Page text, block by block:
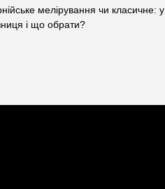
мелірування чи класичне: у
і що обрати?